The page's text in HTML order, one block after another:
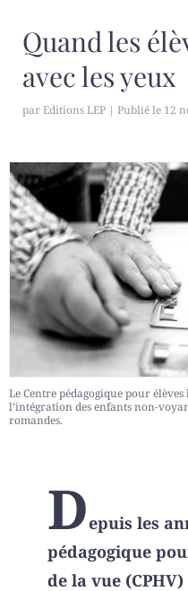
Quand les
avec les yeux
parEditions LEP | 12
Le Centre pédagogique pour
l’intégration des enfants non-
romandes.
Depuis les
pédagogique
de la vue (CPHV)